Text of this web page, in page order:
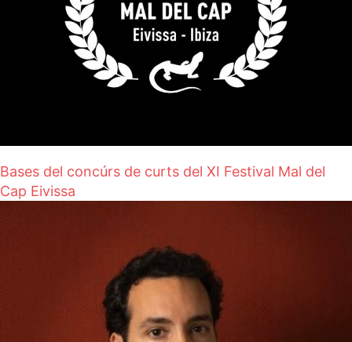
Bases del concúrs de curts del XI Festival Mal del
Cap Eivissa